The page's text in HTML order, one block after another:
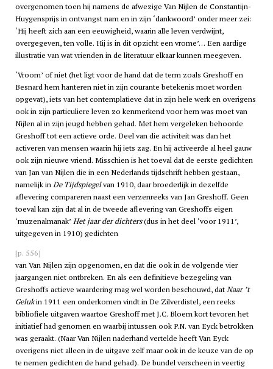
overgenomen toen hij namens de afwezige Van Nijlen de Constantijn-
Huygensprijs in ontvangst nam en in zijn ‘dankwoord’ onder meer zei:
‘Hij heeft zich aan een eeuwigheid, waarin alle leven verdwijnt,
overgegeven, ten volle. Hij is in dit opzicht een vrome’… Een aardige
illustratie van wat vrienden in de literatuur elkaar kunnen meegeven.
‘Vroom’ of niet (het ligt voor de hand dat de term zoals Greshoff en
Besnard hem hanteren niet in zijn courante betekenis moet worden
opgevat), iets van het contemplatieve dat in zijn hele werk en overigens
ook in zijn particuliere leven zo kenmerkend voor hem was moet van
Nijlen al in zijn jeugd hebben gehad. Met hem vergeleken behoorde
Greshoff tot een actieve orde. Deel van die activiteit was dan het
activeren van mensen waarin hij iets zag. En hij activeerde al heel gauw
ook zijn nieuwe vriend. Misschien is het toeval dat de eerste gedichten
van Jan van Nijlen die in een Nederlands tijdschrift hebben gestaan,
namelijk inDe Tijdspiegelvan 1910, daar broederlijk in dezelfde
aflevering compareren naast een verzenreeks van Jan Greshoff. Geen
toeval kan zijn dat al in de tweede aflevering van Greshoffs eigen
‘muzenalmanak’ Het jaar der dichters(dus in het deel ‘voor 1911’,
uitgegeven in 1910) gedichten
[p. 556]
van Van Nijlen zijn opgenomen, en dat die ook in de volgende vier
jaargangen niet ontbreken. En als een definitieve bezegeling van
Greshoffs actieve waardering mag wel worden beschouwd, datNaar ’t
Gelukin 1911 een onderkomen vindt in De Zilverdistel, een reeks
bibliofiele uitgaven waartoe Greshoff met J.C. Bloem kort tevoren het
initiatief had genomen en waarbij intussen ook P.N. van Eyck betrokken
was geraakt. (Naar Van Nijlen naderhand vertelde heeft Van Eyck
overigens niet alleen in de uitgave zelf maar ook in de keuze van de op
te nemen gedichten de hand gehad). De bundel verscheen in veertig